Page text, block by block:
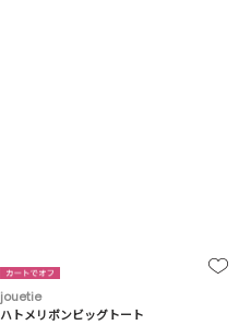
jouetie
ハトメリボンビッグトート